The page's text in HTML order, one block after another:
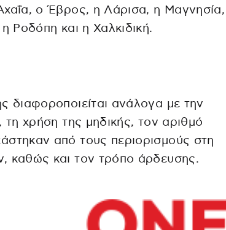
ο Έβρος, η Λάρισα, η Μαγνησία,
Ροδόπη και η Χαλκιδική.
διαφοροποιείται ανάλογα με την
τη χρήση της μηδικής, τον αριθμό
από τους περιορισμούς στη
καθώς και τον τρόπο άρδευσης.